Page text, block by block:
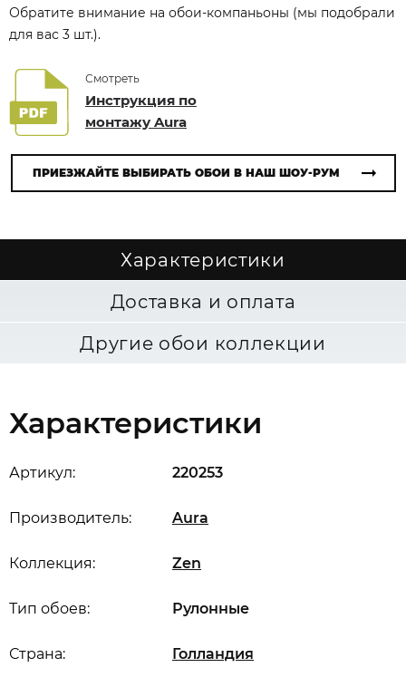
Обратите внимание на обои-компаньоны (мы подобрали
для вас 3 шт.).
Смотреть
Инструкция по
монтажу Aura
ПРИЕЗЖАЙТЕ ВЫБИРАТЬ ОБОИ В НАШ ШОУ-РУМ
Характеристики
Доставка и оплата
Другие обои коллекции
Характеристики
Артикул: 220253
Производитель: Aura
Коллекция: Zen
Страна: Голландия
Тип обоев: Рулонные